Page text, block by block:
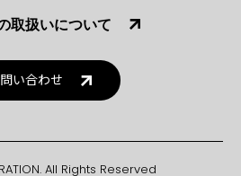
取扱いについて
い合わせ
All Rights Reserved